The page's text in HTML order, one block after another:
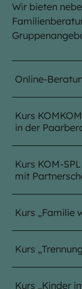
Wir bieten
Online-
Kurs
in der
Kurs KOM-
mit
Kurs „Familie
Kurs
Kurs „Kinder